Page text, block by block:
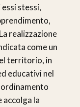
stessi,
realizzazione
come un
territorio, in
educativi nel
accolga la